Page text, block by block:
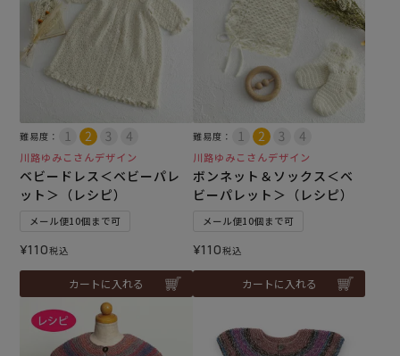
難易度：
川路ゆみこさんデザイン
ベビードレス＜ベビーパレ
ット＞（レシピ）
メール便10個まで可
¥110税込
カートに入れる
難易度：
川路ゆみこさんデザイン
ボンネット＆ソックス＜ベ
ビーパレット＞（レシピ）
メール便10個まで可
¥110税込
カートに入れる